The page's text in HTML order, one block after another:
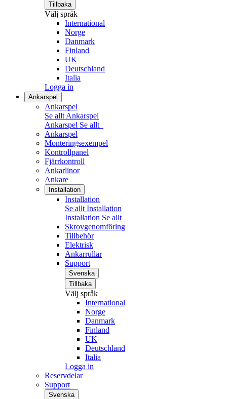
Tillbaka
Välj språk
International
Norge
Danmark
Finland
UK
Deutschland
Italia
Logga in
Ankarspel
Ankarspel
Se allt Ankarspel
Ankarspel Se allt
Ankarspel
Monteringsexempel
Kontrollpanel
Fjärrkontroll
Ankarlinor
Ankare
Installation
Installation
Se allt Installation
Installation Se allt
Skrovgenomföring
Tillbehör
Elektrisk
Ankarrullar
Support
Svenska
Tillbaka
Välj språk
International
Norge
Danmark
Finland
UK
Deutschland
Italia
Logga in
Reservdelar
Support
Svenska